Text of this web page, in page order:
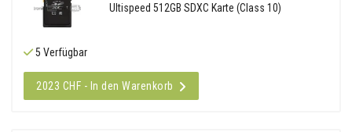
Ultispeed 512GB SDXC Karte (Class 10)
5 Verfügbar
2023 CHF - In den Warenkorb